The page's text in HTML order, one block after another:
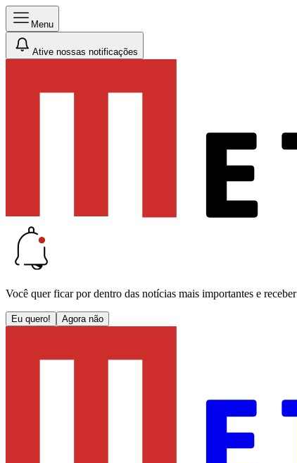
Menu
Ative nossas notificações
Você quer ficar por dentro das notícias mais importantes e receber
Eu quero! Agora não